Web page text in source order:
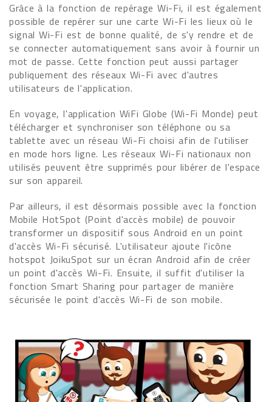
Grâce à la fonction de repérage Wi-Fi, il est également
possible de repérer sur une carte Wi-Fi les lieux où le
signal Wi-Fi est de bonne qualité, de s'y rendre et de
se connecter automatiquement sans avoir à fournir un
mot de passe. Cette fonction peut aussi partager
publiquement des réseaux Wi-Fi avec d'autres
utilisateurs de l'application.
En voyage, l'application WiFi Globe (Wi-Fi Monde) peut
télécharger et synchroniser son téléphone ou sa
tablette avec un réseau Wi-Fi choisi afin de l'utiliser
en mode hors ligne. Les réseaux Wi-Fi nationaux non
utilisés peuvent être supprimés pour libérer de l'espace
sur son appareil.
Par ailleurs, il est désormais possible avec la fonction
Mobile HotSpot (Point d'accès mobile) de pouvoir
transformer un dispositif sous Android en un point
d'accès Wi-Fi sécurisé. L'utilisateur ajoute l'icône
hotspot JoikuSpot sur un écran Android afin de créer
un point d'accès Wi-Fi. Ensuite, il suffit d'utiliser la
fonction Smart Sharing pour partager de manière
sécurisée le point d'accès Wi-Fi de son mobile.